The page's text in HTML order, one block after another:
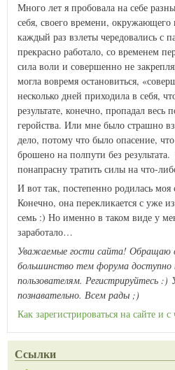
Много лет я пробовала на себе
себя, своего времени,
каждый раз взлеты чередовались с
прекрасно работало, со временем
сила воли и совершенно не
могла вовремя остановиться,
несколько дней приходила в себя,
результате, конечно, пропадал
геройства. Или мне было страшно
дело, потому что было опасение,
брошено на полпути без
понапрасну тратить силы на что-
И вот так, постепенно родилась моя
Конечно, она перекликается с уже
семь :) Но именно в таком виде у
заработало…
Уважаемые гости сайта! Обращаю
большинство тем форума доступно
пользователям. Регистрируйтесь :)
познавательно. Всем рады ;)
Как зарегистрироваться на сайте и с
Ссылки